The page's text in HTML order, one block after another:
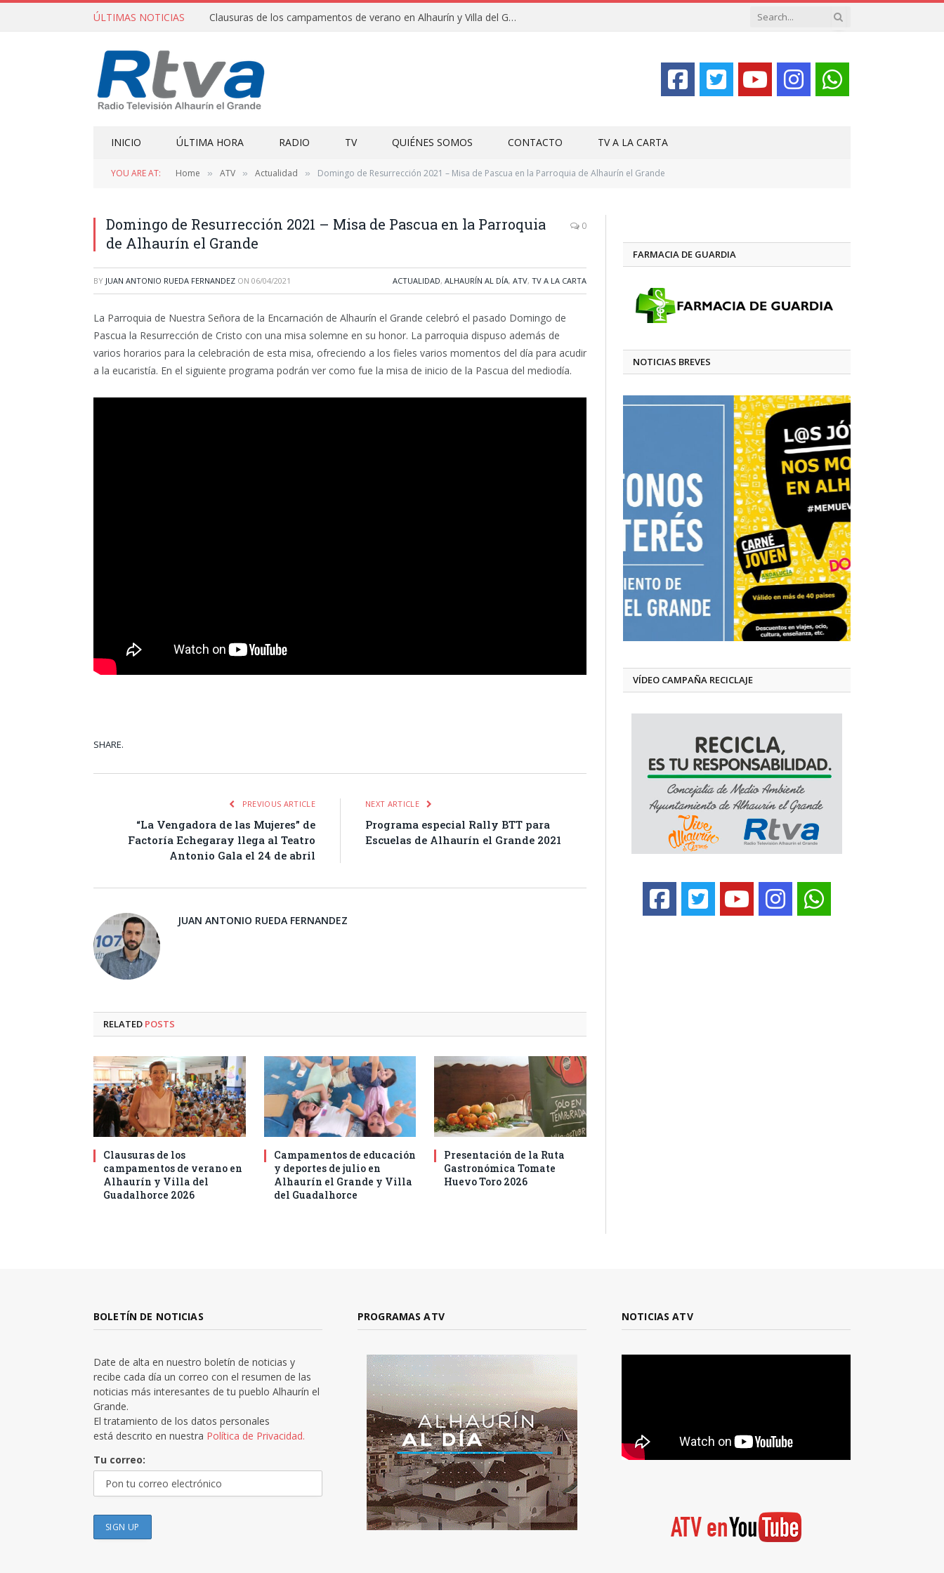
ÚLTIMAS NOTICIAS Clausuras de los campamentos de verano en Alhaurín y Villa del Guadalhorce 2026
INICIO ÚLTIMA HORA RADIO TV QUIÉNES SOMOS CONTACTO TV A LA CARTA
YOU ARE AT: Home » ATV » Actualidad » Domingo de Resurrección 2021 – Misa de Pascua en la Parroquia de Alhaurín el Grande
Domingo de Resurrección 2021 – Misa de Pascua en la Parroquia
de Alhaurín el Grande
0
BY JUAN ANTONIO RUEDA FERNANDEZ ON 06/04/2021 ACTUALIDAD, ALHAURÍN AL DÍA, ATV, TV A LA CARTA
La Parroquia de Nuestra Señora de la Encarnación de Alhaurín el Grande celebró el pasado Domingo de
Pascua la Resurrección de Cristo con una misa solemne en su honor. La parroquia dispuso además de
varios horarios para la celebración de esta misa, ofreciendo a los fieles varios momentos del día para acudir
a la eucaristía. En el siguiente programa podrán ver como fue la misa de inicio de la Pascua del mediodía.
SHARE.
PREVIOUS ARTICLE
“La Vengadora de las Mujeres” de
Factoría Echegaray llega al Teatro
Antonio Gala el 24 de abril
NEXT ARTICLE
Programa especial Rally BTT para
Escuelas de Alhaurín el Grande 2021
JUAN ANTONIO RUEDA FERNANDEZ
RELATED POSTS
Clausuras de los
campamentos de verano en
Alhaurín y Villa del
Guadalhorce 2026
Campamentos de educación
y deportes de julio en
Alhaurín el Grande y Villa
del Guadalhorce
Presentación de la Ruta
Gastronómica Tomate
Huevo Toro 2026
FARMACIA DE GUARDIA
NOTICIAS BREVES
VÍDEO CAMPAÑA RECICLAJE
BOLETÍN DE NOTICIAS
Date de alta en nuestro boletín de noticias y
recibe cada día un correo con el resumen de las
noticias más interesantes de tu pueblo Alhaurín el
Grande.
El tratamiento de los datos personales
está descrito en nuestra Política de Privacidad.
Tu correo:
PROGRAMAS ATV NOTICIAS ATV